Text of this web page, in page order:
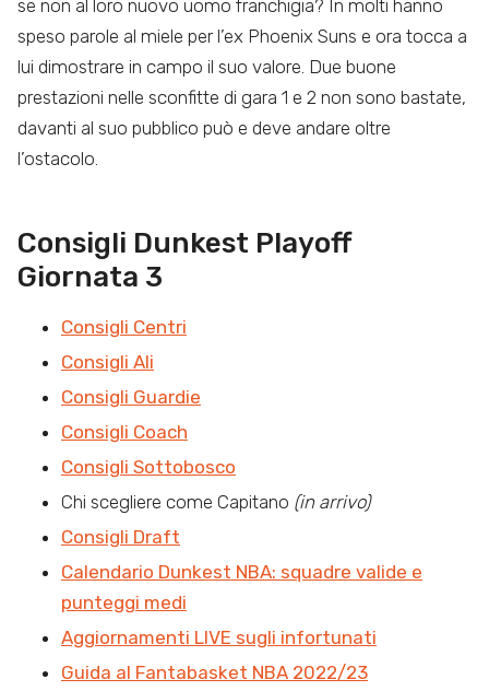
se non al loro nuovo uomo franchigia? In molti hanno
speso parole al miele per l’ex Phoenix Suns e ora tocca a
lui dimostrare in campo il suo valore. Due buone
prestazioni nelle sconfitte di gara 1 e 2 non sono bastate,
davanti al suo pubblico può e deve andare oltre
l’ostacolo.
Consigli Dunkest Playoff
Giornata 3
Consigli Centri
Consigli Ali
Consigli Guardie
Consigli Coach
Consigli Sottobosco
Chi scegliere come Capitano (in arrivo)
Consigli Draft
Calendario Dunkest NBA: squadre valide e
punteggi medi
Aggiornamenti LIVE sugli infortunati
Guida al Fantabasket NBA 2022/23